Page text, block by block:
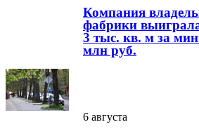
Компания
фабрики
3 тыс. кв. м за
млн руб.
6 августа